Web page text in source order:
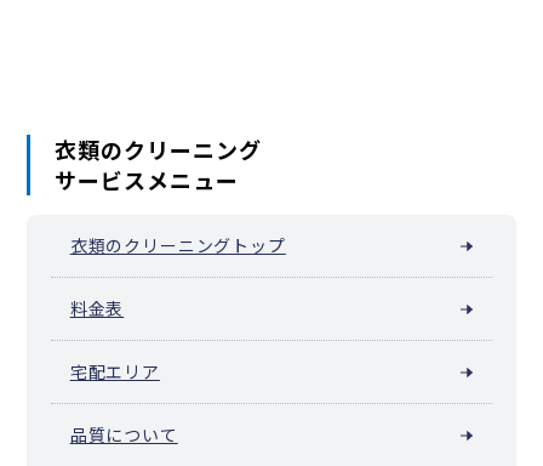
衣類のクリーニング
サービスメニュー
衣類のクリーニングトップ
料金表
宅配エリア
品質について